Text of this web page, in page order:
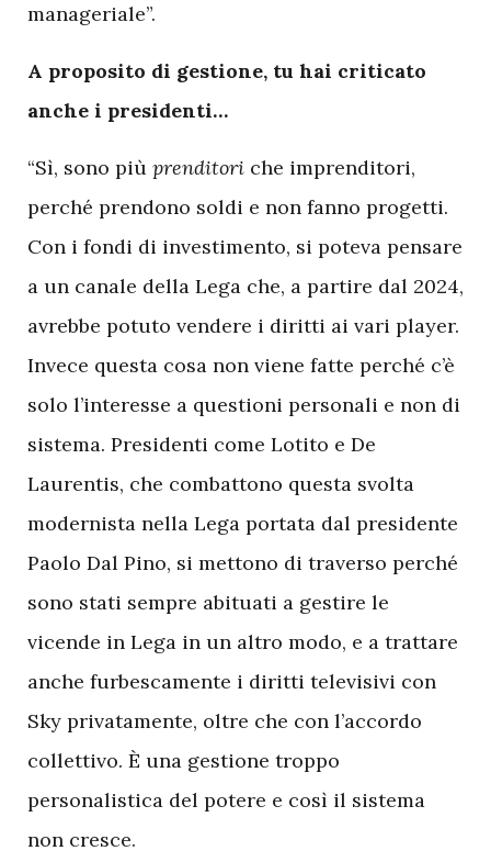
manageriale”.
A proposito di gestione, tu hai criticato
anche i presidenti…
“Sì, sono più prenditori che imprenditori,
perché prendono soldi e non fanno progetti.
Con i fondi di investimento, si poteva pensare
a un canale della Lega che, a partire dal 2024,
avrebbe potuto vendere i diritti ai vari player.
Invece questa cosa non viene fatte perché c’è
solo l’interesse a questioni personali e non di
sistema. Presidenti come Lotito e De
Laurentis, che combattono questa svolta
modernista nella Lega portata dal presidente
Paolo Dal Pino, si mettono di traverso perché
sono stati sempre abituati a gestire le
vicende in Lega in un altro modo, e a trattare
anche furbescamente i diritti televisivi con
Sky privatamente, oltre che con l’accordo
collettivo. È una gestione troppo
personalistica del potere e così il sistema
non cresce.